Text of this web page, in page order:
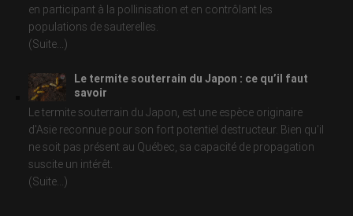
en participant à la pollinisation et en contrôlant les
populations de sauterelles.
(Suite...)
Le termite souterrain du Japon : ce qu’il faut
savoir
Le termite souterrain du Japon, est une espèce originaire
d'Asie reconnue pour son fort potentiel destructeur. Bien qu'il
ne soit pas présent au Québec, sa capacité de propagation
suscite un intérêt.
(Suite...)